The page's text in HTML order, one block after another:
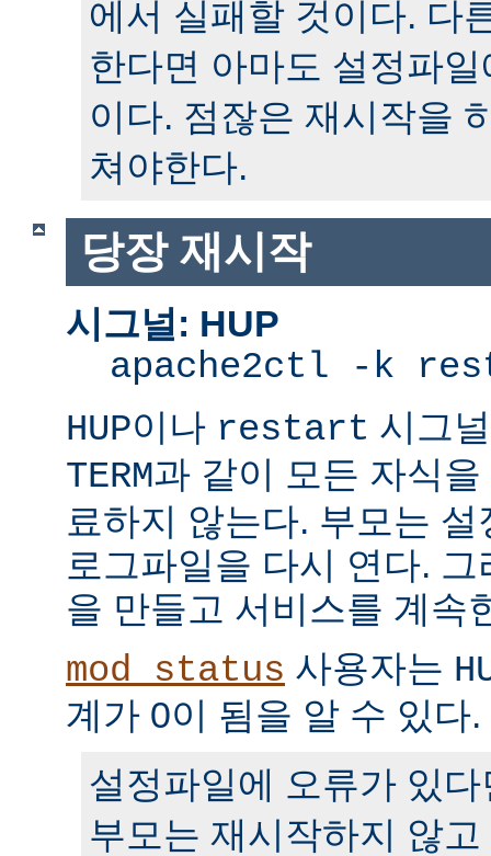
에서 실패할 것이다. 다
한다면 아마도 설정파
이다. 점잖은 재시작을
쳐야한다.
당장 재시작
시그널: HUP
apache2ctl -k
HUP이나 restart 시그
TERM과 같이 모든 자식
료하지 않는다. 부모는
로그파일을 다시 연다.
을 만들고 서비스를 계속
mod_status 사용자는
계가 0이 됨을 알 수 있다.
설정파일에 오류가 있
부모는 재시작하지 않